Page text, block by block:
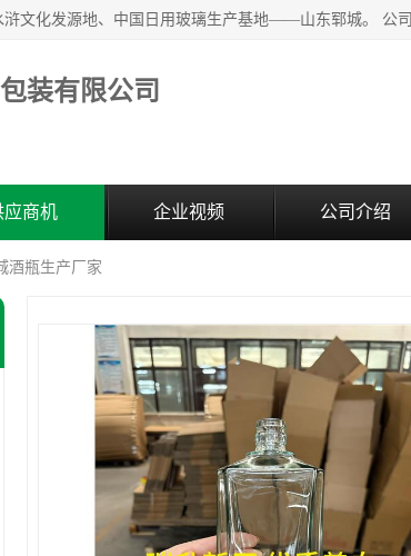
装有限公司
应商机 企业视频 公司介绍
酒瓶生产厂家